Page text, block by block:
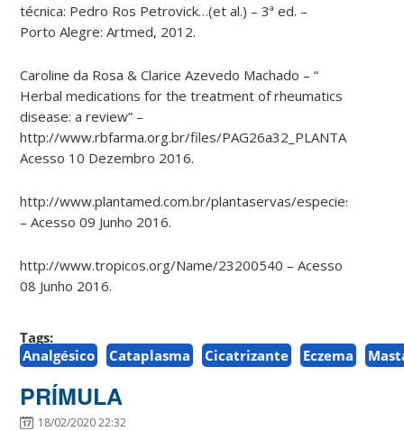
técnica: Pedro Ros Petrovick…(et al.) – 3ª ed. –
Porto Alegre: Artmed, 2012.
Caroline da Rosa & Clarice Azevedo Machado – “
Herbal medications for the treatment of rheumatics
disease: a review” –
http://www.rbfarma.org.br/files/PAG26a32_PLANTAS.pdf
Acesso 10 Dezembro 2016.
http://www.plantamed.com.br/plantaservas/especies/
– Acesso 09 Junho 2016.
http://www.tropicos.org/Name/23200540 – Acesso
08 Junho 2016.
Tags:
Analgésico
Cataplasma Cicatrizante Eczema
PRÍMULA
18/02/2020 22:32